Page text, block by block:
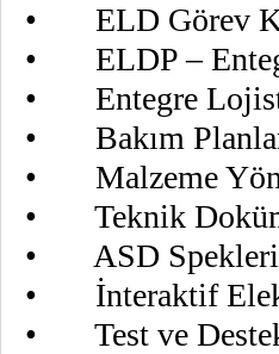
• ELD Görev
• ELDP –
• Entegre
• Bakım
• Malzeme
• Teknik
• ASD Spekleri
• İnteraktif
• Test ve